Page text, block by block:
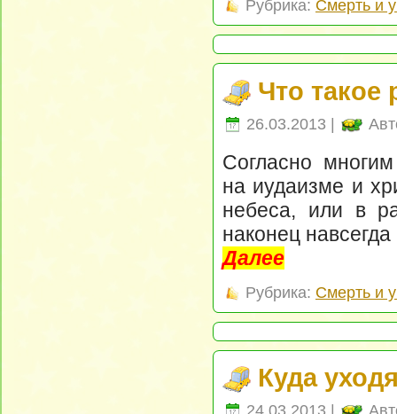
Рубрика: Смерть и
Что такое
26.03.2013 |
Согласно
на иудаизме и
небеса, или в
наконец
Далее
Рубрика: Смерть и
Куда
24.03.2013 |